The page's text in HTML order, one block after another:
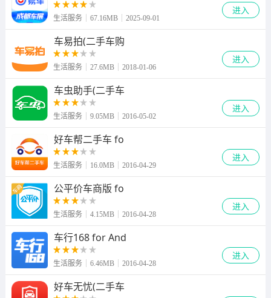
生活服务 67.16MB 2025-09-01
进入
车易拍(二手车购
生活服务 27.6MB 2018-01-06
进入
车虫助手(二手车
生活服务 9.05MB 2016-05-02
进入
好车帮二手车 fo
生活服务 16.0MB 2016-04-29
进入
公平价车商版 fo
生活服务 4.15MB 2016-04-28
进入
车行168 for And
生活服务 6.46MB 2016-04-28
进入
好车无忧(二手车